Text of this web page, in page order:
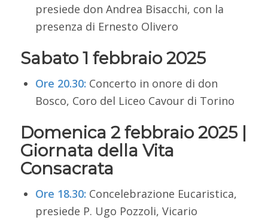
presiede don Andrea Bisacchi, con la
presenza di Ernesto Olivero
Sabato 1 febbraio 2025
Ore 20.30: Concerto in onore di don
Bosco, Coro del Liceo Cavour di Torino
Domenica 2 febbraio 2025 |
Giornata della Vita
Consacrata
Ore 18.30: Concelebrazione Eucaristica,
presiede P. Ugo Pozzoli, Vicario